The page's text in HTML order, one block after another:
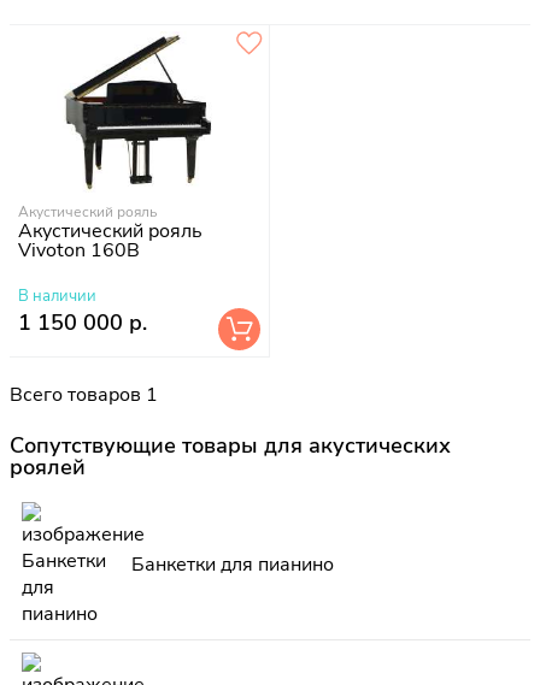
Акустический рояль
Акустический рояль
Vivoton 160B
В наличии
1 150 000 р.
Всего товаров 1
Сопутствующие товары для акустических
роялей
Банкетки для пианино